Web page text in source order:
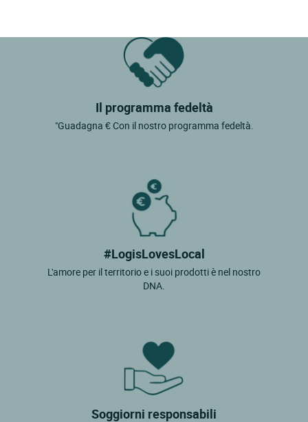
Il programma fedeltà
"Guadagna € Con il nostro programma fedeltà.
#LogisLovesLocal
L'amore per il territorio e i suoi prodotti è nel nostro
DNA.
Soggiorni responsabili